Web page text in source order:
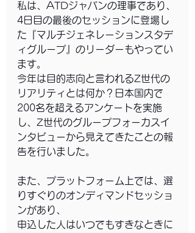
私は、ATDジャパンの理事であり、
4日目の最後のセッションに登場し
た『マルチジェネレーションスタデ
ィグループ』のリーダーもやってい
ます。
今年は目的志向と言われるZ世代の
リアリティとは何か？日本国内で
200名を超えるアンケートを実施
し、Z世代のグループフォーカスイ
ンタビューから見えてきたことの報
告を行いました。
また、プラットフォーム上では、選
りすぐりのオンディマンドセッショ
ンがあり、
申込した人はいつでもすきなときに